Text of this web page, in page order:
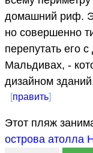
домашний риф.
но совершенно
перепутать его
Мальдивах, -
дизайном
[править]
Этот пляж
острова атолла